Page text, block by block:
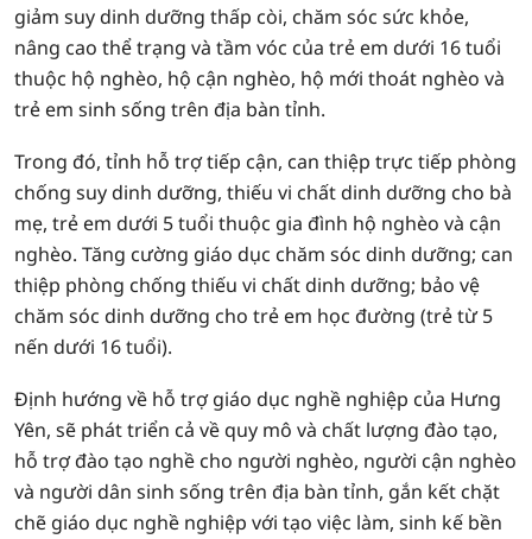
giảm suy dinh dưỡng thấp còi, chăm sóc sức khỏe,
nâng cao thể trạng và tầm vóc của trẻ em dưới 16 tuổi
thuộc hộ nghèo, hộ cận nghèo, hộ mới thoát nghèo và
trẻ em sinh sống trên địa bàn tỉnh.
Trong đó, tỉnh hỗ trợ tiếp cận, can thiệp trực tiếp phòng
chống suy dinh dưỡng, thiếu vi chất dinh dưỡng cho bà
mẹ, trẻ em dưới 5 tuổi thuộc gia đình hộ nghèo và cận
nghèo. Tăng cường giáo dục chăm sóc dinh dưỡng; can
thiệp phòng chống thiếu vi chất dinh dưỡng; bảo vệ
chăm sóc dinh dưỡng cho trẻ em học đường (trẻ từ 5
nến dưới 16 tuổi).
Định hướng về hỗ trợ giáo dục nghề nghiệp của Hưng
Yên, sẽ phát triển cả về quy mô và chất lượng đào tạo,
hỗ trợ đào tạo nghề cho người nghèo, người cận nghèo
và người dân sinh sống trên địa bàn tỉnh, gắn kết chặt
chẽ giáo dục nghề nghiệp với tạo việc làm, sinh kế bền